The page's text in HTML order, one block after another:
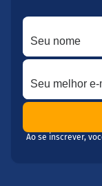
Seu nome
Seu melhor e-mail
Ao se inscrever,